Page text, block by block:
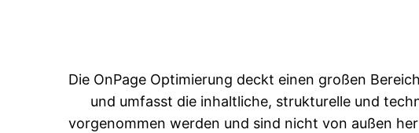
Die OnPage Optimierung deckt einen großen
und umfasst die inhaltliche, strukturelle und
vorgenommen werden und sind nicht von außen